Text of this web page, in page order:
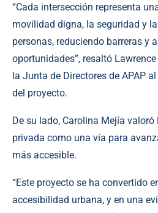
“Cada intersección representa
movilidad digna, la seguridad y
personas, reduciendo barreras y
oportunidades”, resaltó
la Junta de Directores de APAP
del proyecto.
De su lado, Carolina Mejía
privada como una vía para
más accesible.
“Este proyecto se ha convertido
accesibilidad urbana, y en una